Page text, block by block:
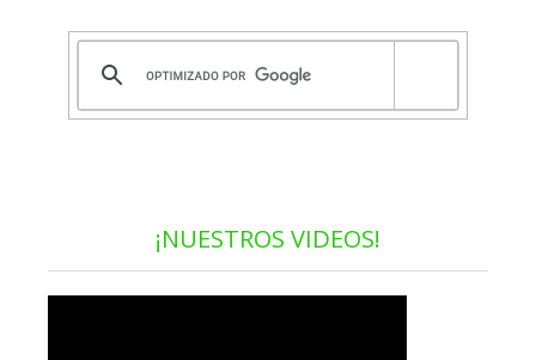
¡NUESTROS VIDEOS!